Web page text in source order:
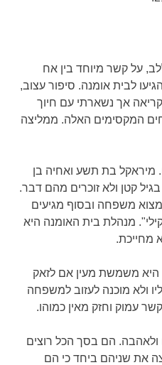
על קשר מיוחד בין אח
לבית אומנה. סיפור עצוב,
אך נשארתי עם חיוך
המקסימים האלה. ממליצה
מיראקל בת תשע ואחיה בן
קטן ולא זוכרים מהם דבר.
משפחה ובסוף מגיעים
מנהלת בית האומנה היא
מחייכת.
היא משמשת מעין אם לזאק
ולא מוכנה לעזוב למשפחה
עמוק וחזק מאין כמוהו.
הם בסך הכל רוצים
את שניהם ביחד כי הם